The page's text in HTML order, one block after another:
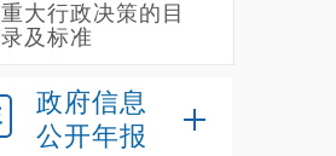
重大行政决策的目
录及标准
政府信息
公开年报